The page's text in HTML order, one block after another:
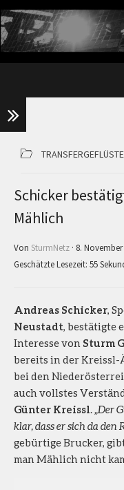
Schicker
Mählich
Von SturmNetz · 8.
Geschätzte Lesezeit: 55
Andreas Schicker,
Neustadt, bestätigte
Interesse von Sturm
bereits in der Kreissl-
bei den
auch vollstes
Günter Kreissl. „Der
klar, dass er sich da den
gebürtige Brucker,
man Mählich nicht